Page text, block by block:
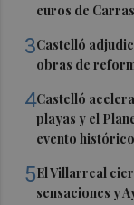
euros de
3Castelló
obras de
4Castelló
playas y el
evento
5El Villarreal
sensaciones y